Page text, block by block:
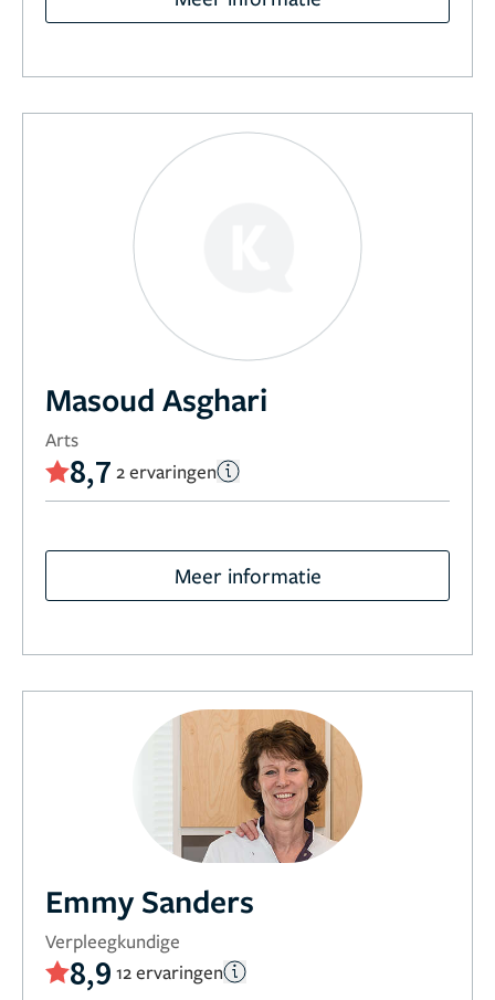
Masoud Asghari
Arts
8,7 2 ervaringen
Meer informatie
Emmy Sanders
Verpleegkundige
8,9 12 ervaringen